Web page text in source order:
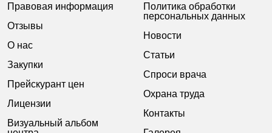
Правовая информация
Отзывы
О нас
Закупки
Прейскурант цен
Лицензии
Визуальный альбом
Политика обработки
персональных данных
Новости
Статьи
Спроси врача
Охрана труда
Контакты